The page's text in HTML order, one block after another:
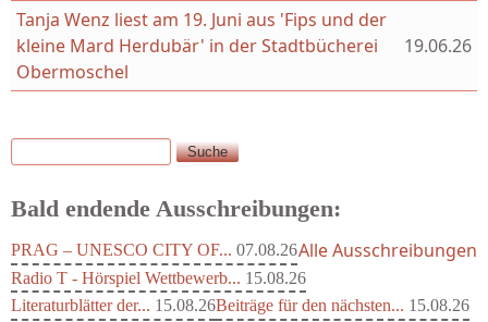
Tanja Wenz liest am 19. Juni aus 'Fips und der
kleine Mard Herdubär' in der Stadtbücherei
Obermoschel
19.06.26
Suchformular
Suche
Bald endende Ausschreibungen:
PRAG – UNESCO CITY OF... 07.08.26
Radio T - Hörspiel Wettbewerb... 15.08.26
Literaturblätter der... 15.08.26Beiträge für den nächsten... 15.08.26
Alle Ausschreibungen